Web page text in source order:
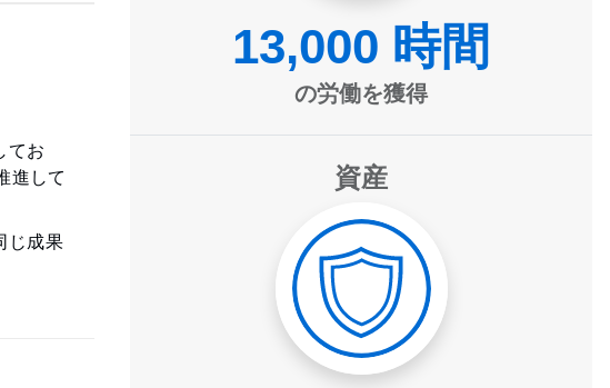
てお
進して
じ成果